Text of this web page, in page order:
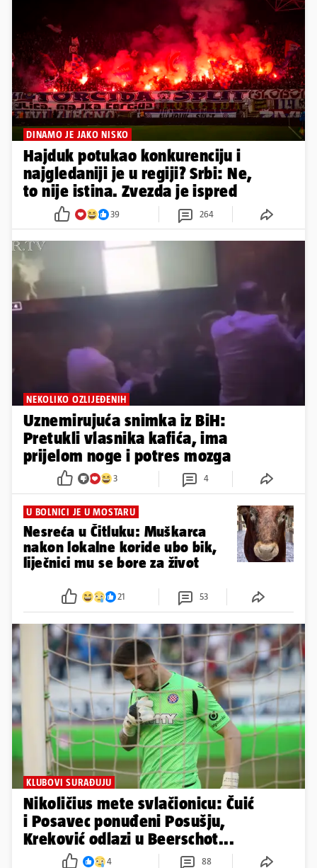
DINAMO JE JAKO NISKO
Hajduk potukao konkurenciju i
najgledaniji je u regiji? Srbi: Ne,
to nije istina. Zvezda je ispred
39 264
NEKOLIKO OZLIJEĐENIH
Uznemirujuća snimka iz BiH:
Pretukli vlasnika kafića, ima
prijelom noge i potres mozga
3 4
U BOLNICI JE U MOSTARU
Nesreća u Čitluku: Muškarca
nakon lokalne koride ubo bik,
liječnici mu se bore za život
21 53
KLUBOVI SURAĐUJU
Nikoličius mete svlačionicu: Čuić
i Posavec ponuđeni Posušju,
Kreković odlazi u Beerschot...
4 88